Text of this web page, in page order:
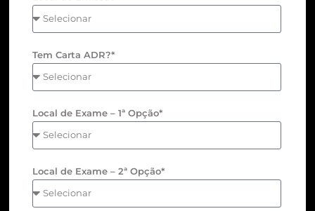
Tem Carta ADR?*
Local de Exame – 1ª Opção*
Local de Exame – 2ª Opção*